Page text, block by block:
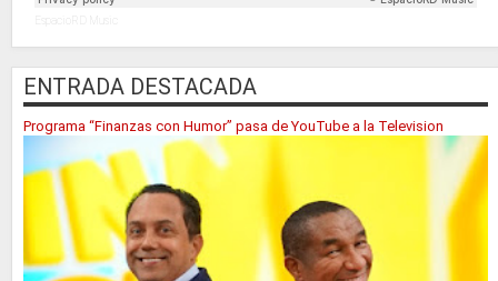
EspacioRD Music
ENTRADA DESTACADA
Programa “Finanzas con Humor” pasa de YouTube a la Television